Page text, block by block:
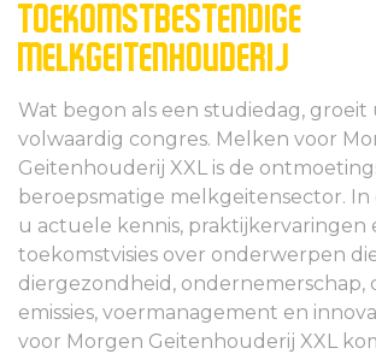
TOEKOMSTBESTENDIGE
MELKGEITENHOUDERIJ
Wat begon als een studiedag,
volwaardig congres. Melken voor
Geitenhouderij XXL is de
beroepsmatige melkgeitensector.
u actuele kennis, praktijkervaringen
toekomstvisies over onderwerpen
diergezondheid, ondernemerschap,
emissies, voermanagement en
voor Morgen Geitenhouderij XXL